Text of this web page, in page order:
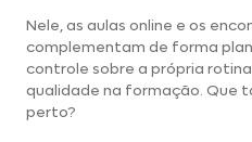
Nele, as aulas online e os
complementam de forma
controle sobre a própria
qualidade na formação. Que
perto?